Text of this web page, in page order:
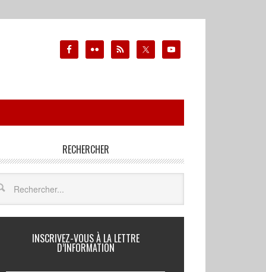
RECHERCHER
INSCRIVEZ-VOUS À LA LETTRE
D’INFORMATION